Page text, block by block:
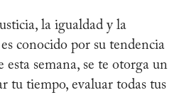
la igualdad y la
conocido por su tendencia
semana, se te otorga un
tu tiempo, evaluar todas tus